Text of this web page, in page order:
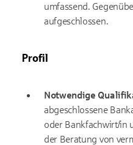
umfassend.
aufgeschlossen.
Profil
Notwendige
abgeschlossene
oder Bankfachwirt/in
der Beratung von